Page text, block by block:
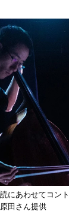
にあわせてコン
田さん提供